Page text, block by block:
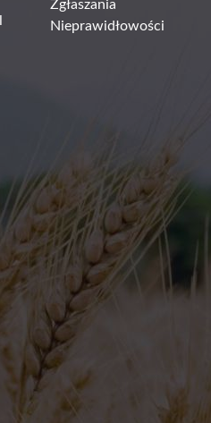
Zgłaszania
Nieprawidłowości